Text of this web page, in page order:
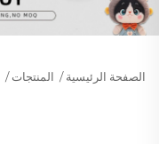
الصفحة الرئيسية/ المنتجات/